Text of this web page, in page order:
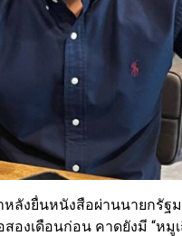
ลังยื่นหนังสือผ่านนายกรัฐ
สองเดือนก่อน คาดยังมี “